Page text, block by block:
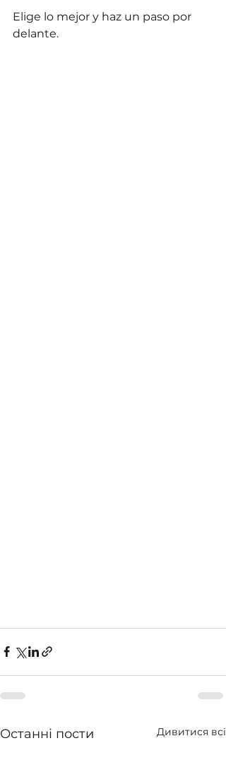
Elige lo mejor y haz un paso por
delante.
Останні пости Дивитися всі